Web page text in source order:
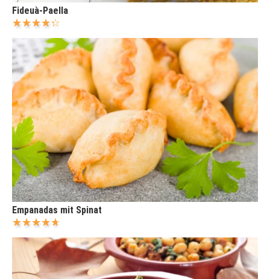
Fideuà-Paella
Empanadas mit Spinat